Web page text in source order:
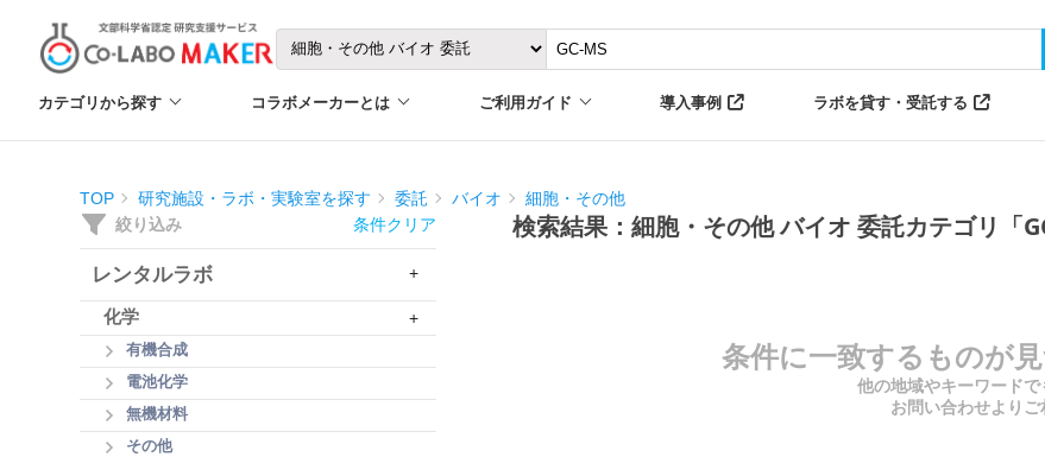
カテゴリから探す コラボメーカーとは ご利用ガイド 導入事例 ラボを貸す・受託する
TOP 研究施設・ラボ・実験室を探す 委託 バイオ 細胞・その他
絞り込み 条件クリア
レンタルラボ +
化学 +
有機合成
電池化学
無機材料
その他
検索結果：細胞・その他 バイオ 委託カテゴリ「
条件に一致するものが
他の地域やキーワードで
お問い合わせより